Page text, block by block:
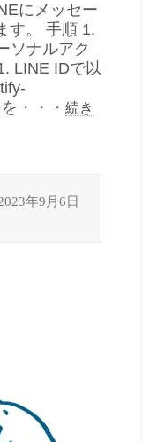
にメッセー
す。 手順 1.
ソナルアク
LINE IDで以
・・・ 続き
年9月6日